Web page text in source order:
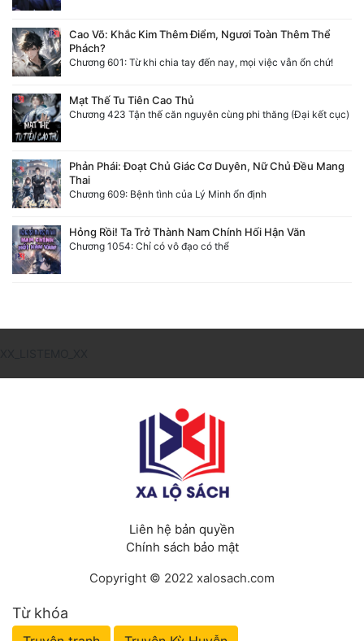
Cao Võ: Khắc Kim Thêm Điểm, Ngươi Toàn Thêm Thể
Phách?
Chương 601: Từ khi chia tay đến nay, mọi việc vẫn ổn chứ!
Mạt Thế Tu Tiên Cao Thủ
Chương 423 Tận thế căn nguyên cùng phi thăng (Đại kết cục)
Phản Phái: Đoạt Chủ Giác Cơ Duyên, Nữ Chủ Đều Mang
Thai
Chương 609: Bệnh tình của Lý Minh ổn định
Hỏng Rồi! Ta Trở Thành Nam Chính Hối Hận Văn
Chương 1054: Chỉ có vô đạo có thể
Liên hệ bản quyền
Chính sách bảo mật
Copyright © 2022 xalosach.com
Từ khóa